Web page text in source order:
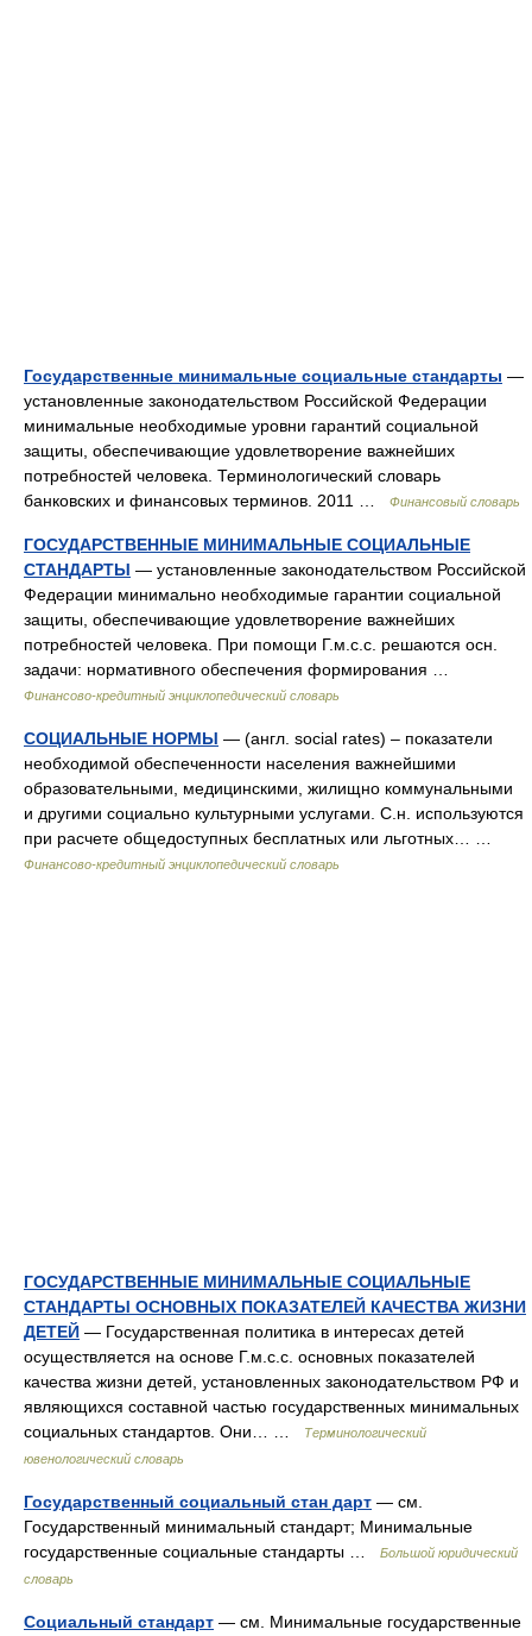
Государственные минимальные социальные стандарты —
установленные законодательством Российской Федерации
минимальные необходимые уровни гарантий социальной
защиты, обеспечивающие удовлетворение важнейших
потребностей человека. Терминологический словарь
банковских и финансовых терминов. 2011 …
Финансовый словарь
ГОСУДАРСТВЕННЫЕ МИНИМАЛЬНЫЕ СОЦИАЛЬНЫЕ
СТАНДАРТЫ — установленные законодательством Российской
Федерации минимально необходимые гарантии социальной
защиты, обеспечивающие удовлетворение важнейших
потребностей человека. При помощи Г.м.с.с. решаются осн.
задачи: нормативного обеспечения формирования …
Финансово-кредитный энциклопедический словарь
СОЦИАЛЬНЫЕ НОРМЫ — (англ. social rates) – показатели
необходимой обеспеченности населения важнейшими
образовательными, медицинскими, жилищно коммунальными
и другими социально культурными услугами. С.н. используются
при расчете общедоступных бесплатных или льготных… …
Финансово-кредитный энциклопедический словарь
ГОСУДАРСТВЕННЫЕ МИНИМАЛЬНЫЕ СОЦИАЛЬНЫЕ
СТАНДАРТЫ ОСНОВНЫХ ПОКАЗАТЕЛЕЙ КАЧЕСТВА ЖИЗНИ
ДЕТЕЙ — Государственная политика в интересах детей
осуществляется на основе Г.м.с.с. основных показателей
качества жизни детей, установленных законодательством РФ и
являющихся составной частью государственных минимальных
социальных стандартов. Они… …
Терминологический
ювенологический словарь
Государственный социальный стан дарт — см.
Государственный минимальный стандарт; Минимальные
государственные социальные стандарты …
Большой юридический
словарь
Социальный стандарт — см. Минимальные государственные